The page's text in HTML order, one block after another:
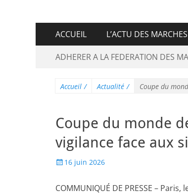
ACCUEIL L’ACTU DES MARCHES
ADHERER A LA FEDERATION DES
Accueil / Actualité / Coupe du
Coupe du monde
vigilance face aux
16 juin 2026
COMMUNIQUÉ DE PRESSE – Paris,